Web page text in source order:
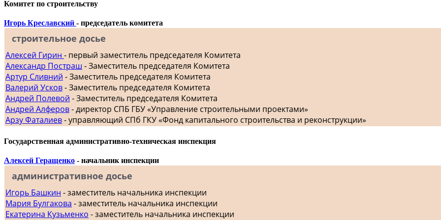
Комитет по строительству
Игорь Креславский - председатель комитета
строительное досье
Алексей Гирин - первый заместитель председателя Комитета
Александр Постраш - Заместитель председателя Комитета
Артур Сливний - Заместитель председателя Комитета
Валерий Усков- Заместитель председателя Комитета
Андрей Полевой - Заместитель председателя Комитета
Андрей Алферов- директор СПБ ГБУ «Управление строительными проектами»
Арзу Фаталиев- управляющий СПб ГКУ «Фонд капитального строительства и реконструкции»
Государственная административно-техническая инспекция
Алексей Геращенко - начальник инспекции
административное досье
Игорь Башкин - заместитель начальника инспекции
Мария Булгакова - заместитель начальника инспекции
Екатерина Кузьменко - заместитель начальника инспекции